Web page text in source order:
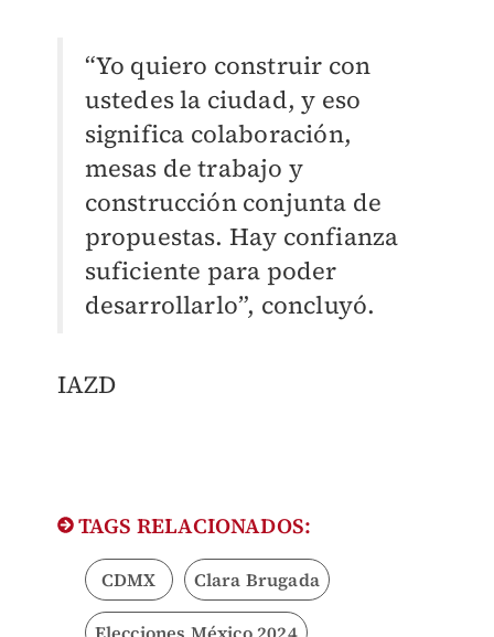
“Yo quiero construir con
ustedes la ciudad, y eso
significa colaboración,
mesas de trabajo y
construcción conjunta de
propuestas. Hay confianza
suficiente para poder
desarrollarlo”, concluyó.
IAZD
TAGS RELACIONADOS:
CDMX Clara Brugada